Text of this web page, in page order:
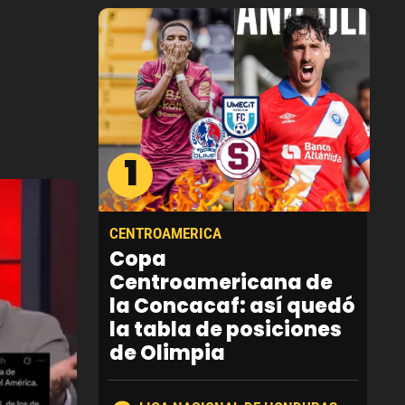
1
CENTROAMERICA
Copa
Centroamericana de
la Concacaf: así quedó
la tabla de posiciones
de Olimpia